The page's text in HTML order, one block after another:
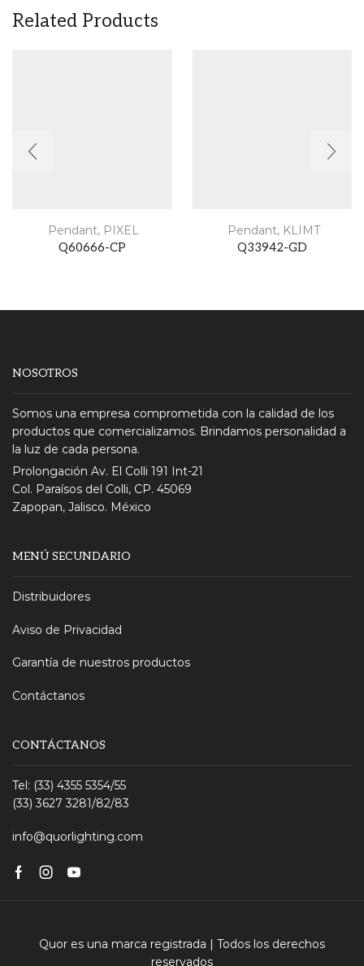
Related Products
Pendant, PIXEL
Q60666-CP
Pendant, KLIMT
Q33942-GD
NOSOTROS
Somos una empresa comprometida con la calidad de los
productos que comercializamos. Brindamos personalidad a
la luz de cada persona.
Prolongación Av. El Colli 191 Int-21
Col. Paraísos del Colli, CP. 45069
Zapopan, Jalisco. México
MENÚ SECUNDARIO
Distribuidores
Aviso de Privacidad
Garantía de nuestros productos
Contáctanos
CONTÁCTANOS
Tel: (33) 4355 5354/55
(33) 3627 3281/82/83
info@quorlighting.com
Facebook
Instagram
Youtube
Quor es una marca registrada | Todos los derechos
reservados